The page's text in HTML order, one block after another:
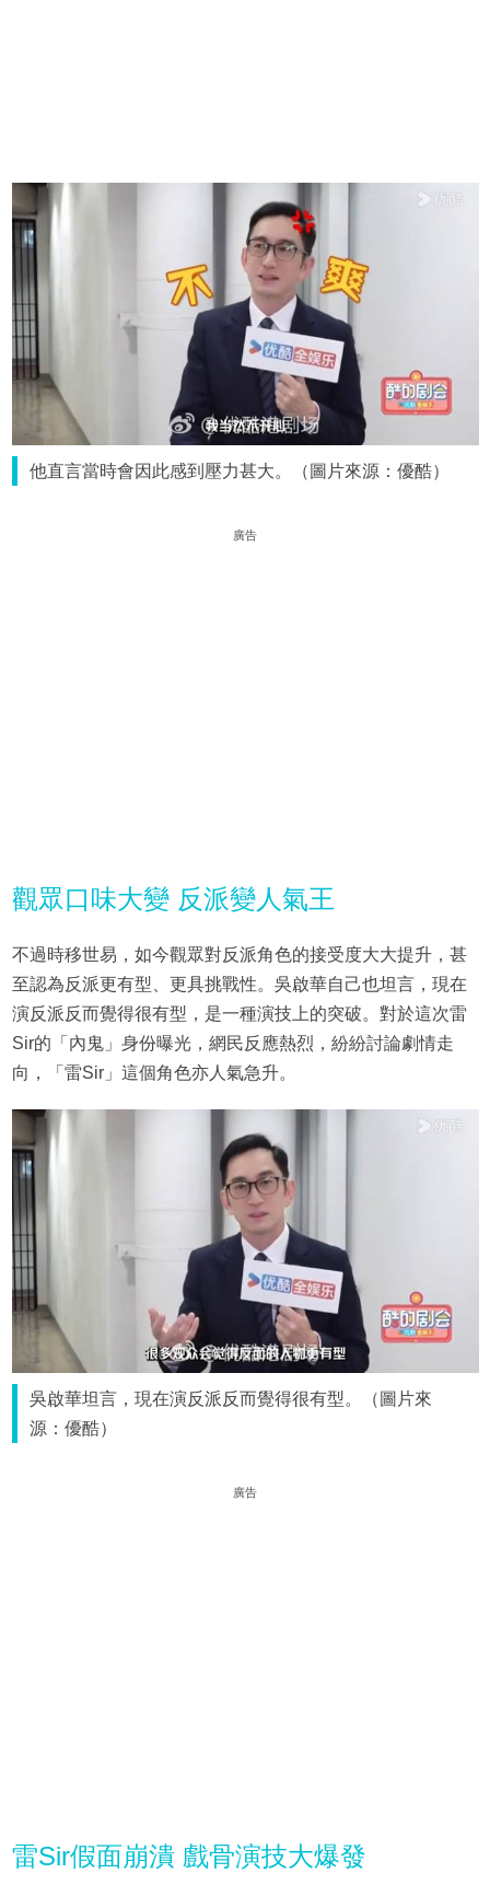
他直言當時會因此感到壓力甚大。（圖片來源：優酷）
廣告
觀眾口味大變 反派變人氣王
不過時移世易，如今觀眾對反派角色的接受度大大提升，甚
至認為反派更有型、更具挑戰性。吳啟華自己也坦言，現在
演反派反而覺得很有型，是一種演技上的突破。對於這次雷
Sir的「內鬼」身份曝光，網民反應熱烈，紛紛討論劇情走
向，「雷Sir」這個角色亦人氣急升。
吳啟華坦言，現在演反派反而覺得很有型。（圖片來
源：優酷）
廣告
雷Sir假面崩潰 戲骨演技大爆發